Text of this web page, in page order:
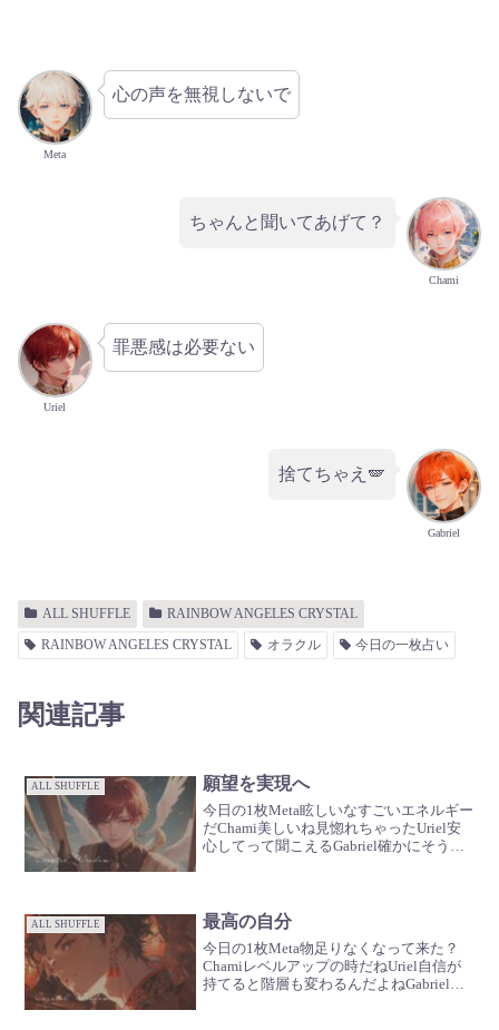
Meta
心の声を無視しないで
Chami
ちゃんと聞いてあげて？
Uriel
罪悪感は必要ない
Gabriel
捨てちゃえ🪽
ALL SHUFFLE
RAINBOW ANGELES CRYSTAL
RAINBOW ANGELES CRYSTAL
オラクル 今日の一枚占い
関連記事
ALL SHUFFLE 願望を実現へ
今日の1枚Meta眩しいなすごいエネルギー
だChami美しいね見惚れちゃったUriel安
心してって聞こえるGabriel確かにそう言
ALL SHUFFLE 最高の自分
今日の1枚Meta物足りなくなって来た？
Chamiレベルアップの時だねUriel自信が
持てると階層も変わるんだよねGabrielい